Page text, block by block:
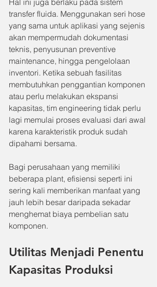
Hal ini juga berlaku pada sistem
transfer fluida. Menggunakan seri hose
yang sama untuk aplikasi yang sejenis
akan mempermudah dokumentasi
teknis, penyusunan preventive
maintenance, hingga pengelolaan
inventori. Ketika sebuah fasilitas
membutuhkan penggantian komponen
atau perlu melakukan ekspansi
kapasitas, tim engineering tidak perlu
lagi memulai proses evaluasi dari awal
karena karakteristik produk sudah
dipahami bersama.
Bagi perusahaan yang memiliki
beberapa plant, efisiensi seperti ini
sering kali memberikan manfaat yang
jauh lebih besar daripada sekadar
menghemat biaya pembelian satu
komponen.
Utilitas Menjadi Penentu
Kapasitas Produksi